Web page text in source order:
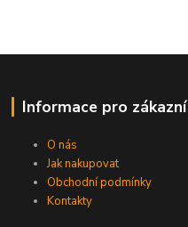
Informace pro
O nás
Jak nakupovat
Obchodní podmínky
Kontakty